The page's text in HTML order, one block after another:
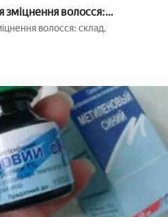
волосся:
корисні властивості, для
фото
волосся: склад,